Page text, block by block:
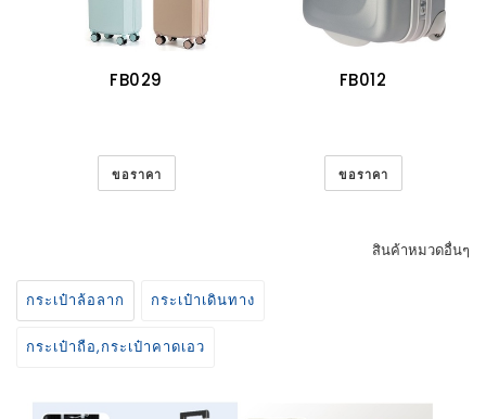
FB029
ขอราคา
FB012
ขอราคา
สินค้าหมวดอื่นๆ
กระเป๋าล้อลาก กระเป๋าเดินทาง
กระเป๋าถือ,กระเป๋าคาดเอว